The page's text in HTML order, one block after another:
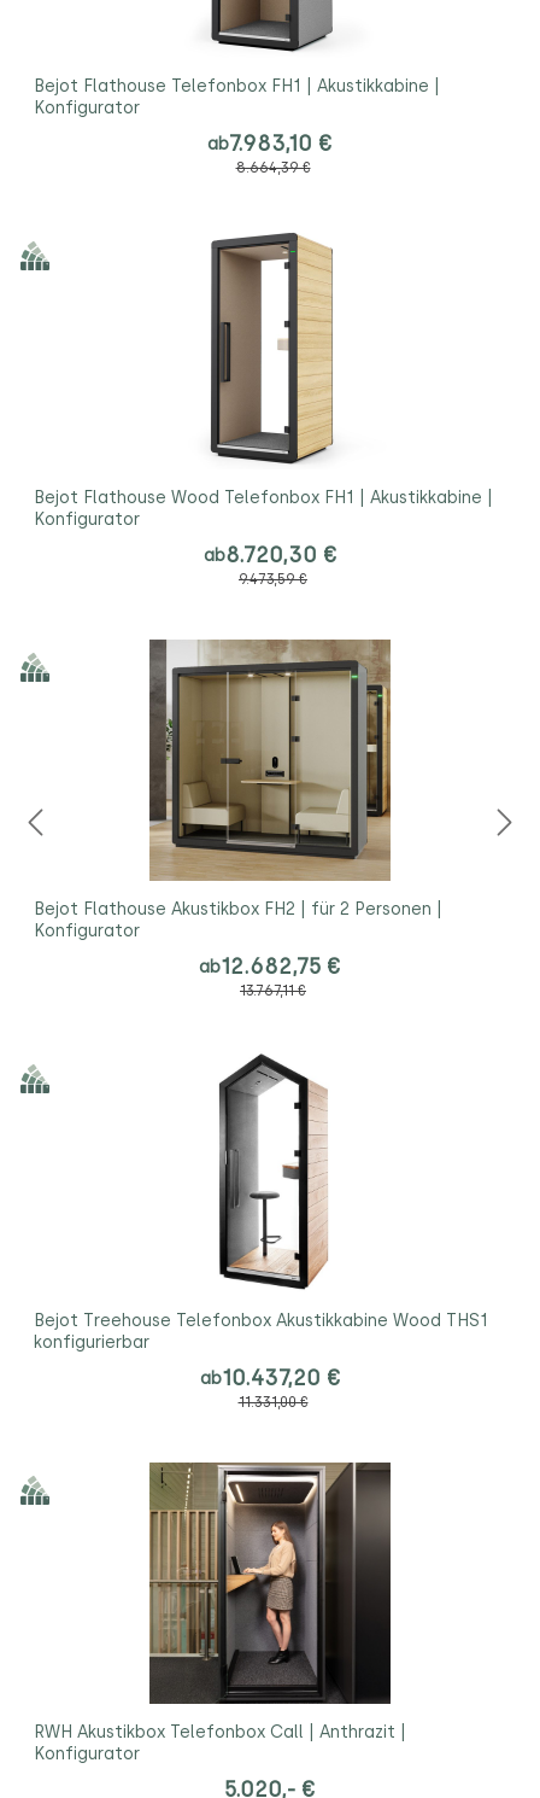
Bejot Flathouse Telefonbox FH1 | Akustikkabine |
Konfigurator
ab7.983,10 €
8.664,39 €
Bejot Flathouse Wood Telefonbox FH1 | Akustikkabine |
Konfigurator
ab8.720,30 €
9.473,59 €
Bejot Flathouse Akustikbox FH2 | für 2 Personen |
Konfigurator
ab12.682,75 €
13.767,11 €
Bejot Treehouse Telefonbox Akustikkabine Wood THS1
konfigurierbar
ab10.437,20 €
11.331,00 €
RWH Akustikbox Telefonbox Call | Anthrazit |
Konfigurator
5.020,- €